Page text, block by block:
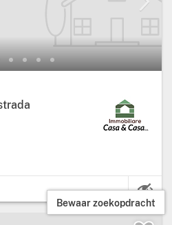
Bewaar zoekopdracht